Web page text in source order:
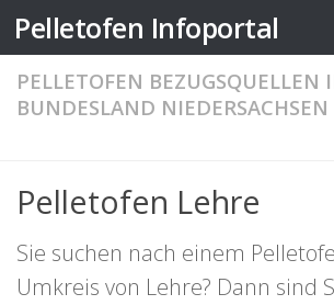
Zum Inhalt springen
Pelletofen Infoportal
PELLETOFEN BEZUGSQUELLEN
BUNDESLAND NIEDERSACHSEN
Pelletofen Lehre
Sie suchen nach einem
Umkreis von Lehre? Dann sind